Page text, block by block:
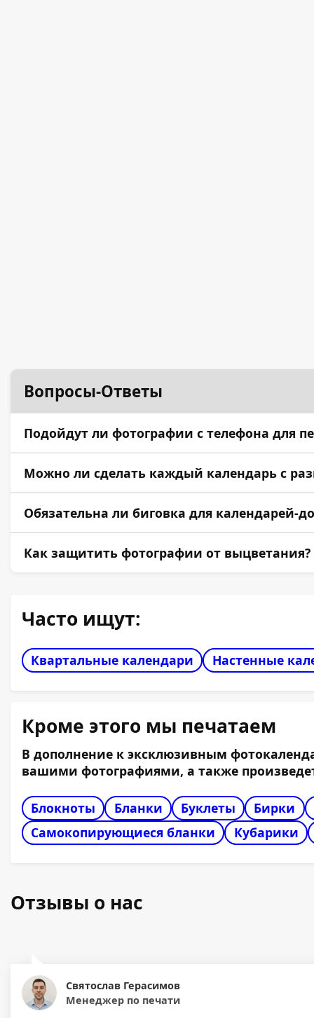
Вопросы-Ответы
Подойдут ли фотографии с телефона для
Современные смартфоны делают снимки
Можно ли сделать каждый календарь с
Если вы заказываете малый тираж цифровым
Обязательна ли биговка для календарей-
Да. Поскольку для обложек и подложек
Как защитить фотографии от выцветания?
Часто ищут:
Квартальные календари Настенные
Кроме этого мы печатаем
В дополнение к эксклюзивным
вашими фотографиями, а также
Блокноты Бланки Буклеты Бирки
Самокопирующиеся бланки
Кубарики
Отзывы о нас
Святослав Герасимов
Менеджер по печати